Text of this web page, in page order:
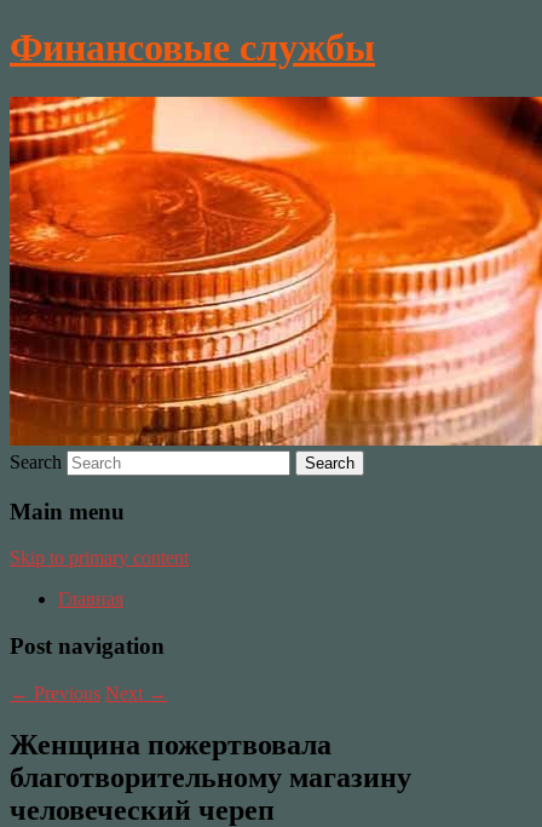
Финансовые службы
Search
Main menu
Skip to primary content
Главная
Post navigation
← Previous Next →
Женщина пожертвовала
благотворительному магазину
человеческий череп